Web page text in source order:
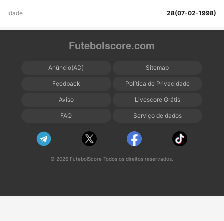
Idade 28(07-02-1998)
Futebolscore.com
Anúncio(AD) Sitemap
Feedback Política de Privacidade
Aviso Livescore Grátis
FAQ Serviço de dados
© 2026 FutebolScore Todos os direitos reservados.